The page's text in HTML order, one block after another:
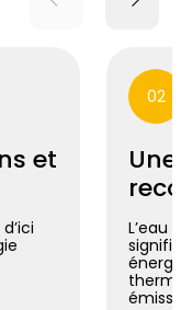
et
02
L’eau